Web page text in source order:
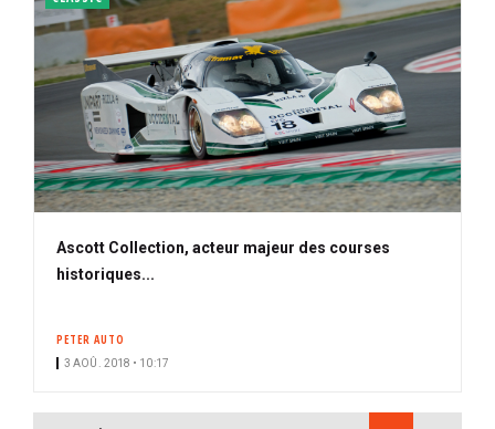
Ascott Collection, acteur majeur des courses
historiques...
PETER AUTO
3 AOÛ. 2018 • 10:17